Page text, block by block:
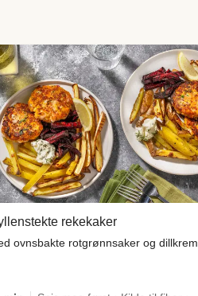
rekekaker
ovnsbakte rotgrønnsaker og dillkrem